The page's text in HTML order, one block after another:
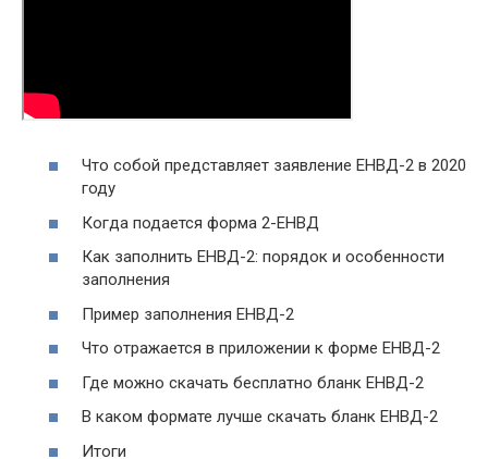
Что собой представляет заявление ЕНВД-2 в 2020
году
Когда подается форма 2-ЕНВД
Как заполнить ЕНВД-2: порядок и особенности
заполнения
Пример заполнения ЕНВД-2
Что отражается в приложении к форме ЕНВД-2
Где можно скачать бесплатно бланк ЕНВД-2
В каком формате лучше скачать бланк ЕНВД-2
Итоги